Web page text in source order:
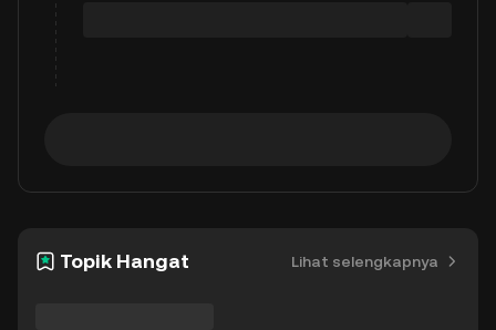
Topik Hangat Lihat selengkapnya